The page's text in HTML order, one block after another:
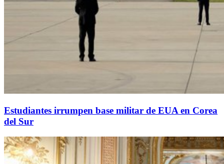
Estudiantes irrumpen base militar de EUA en Corea
del Sur